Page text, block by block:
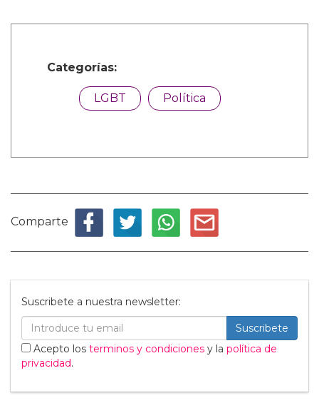
Categorías:
LGBT Política
Comparte
Suscribete a nuestra newsletter:
Suscribete
Acepto los terminos y condiciones y la política de
privacidad.